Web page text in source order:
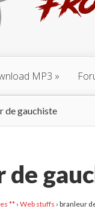
MP3
de gauchiste
de
** › Web stuffs › branleur